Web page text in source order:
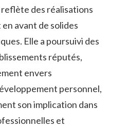
des réalisations
avant de solides
Elle a poursuivi des
réputés,
envers
personnel,
son implication dans
et